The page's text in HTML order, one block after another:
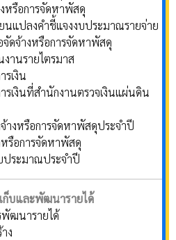
หรือการจัดหาพัสดุ
นแปลงคำชี้แจงงบประมาณรายจ่าย
ดจ้างหรือการจัดหาพัสดุ
งานรายไตรมาส
รเงิน
รเงินที่สำนักงานตรวจเงินแผ่นดิน
างหรือการจัดหาพัสดุประจำปี
รือการจัดหาพัสดุ
ประมาณประจำปี
ก็บและพัฒนารายได้
พัฒนารายได้
ง